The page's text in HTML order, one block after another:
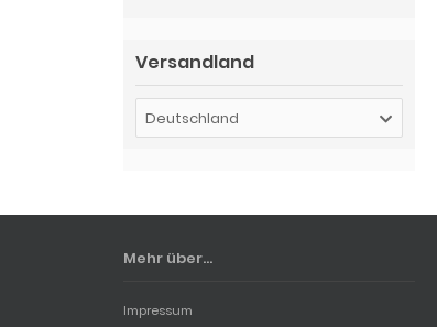
Versandland
Deutschland
Mehr über...
Impressum